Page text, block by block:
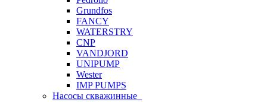
Grundfos
FANCY
WATERSTRY
CNP
VANDJORD
UNIPUMP
Wester
IMP PUMPS
Насосы скважинные